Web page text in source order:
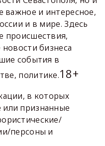
важное и интересное,
и в мире. Здесь
происшествия,
бизнеса
события в
политике.18+
в которых
признанные
персоны и